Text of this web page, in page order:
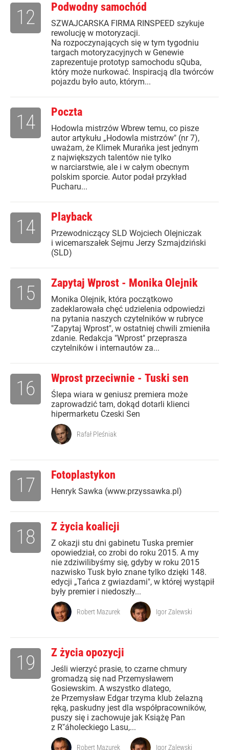
Podwodny samochód
SZWAJCARSKA FIRMA RINSPEED szykuje
rewolucję w motoryzacji.
Na rozpoczynających się w tym tygodniu
targach motoryzacyjnych w Genewie
zaprezentuje prototyp samochodu sQuba,
który może nurkować. Inspiracją dla twórców
pojazdu było auto, którym...
12
Poczta
Hodowla mistrzów Wbrew temu, co pisze
autor artykułu „Hodowla mistrzów" (nr 7),
uważam, że Klimek Murańka jest jednym
z największych talentów nie tylko
w narciarstwie, ale i w całym obecnym
polskim sporcie. Autor podał przykład
Pucharu...
14
Playback
Przewodniczący SLD Wojciech Olejniczak
i wicemarszałek Sejmu Jerzy Szmajdziński
(SLD)
14
Zapytaj Wprost - Monika Olejnik
Monika Olejnik, która początkowo
zadeklarowała chęć udzielenia odpowiedzi
na pytania naszych czytelników w rubryce
"Zapytaj Wprost", w ostatniej chwili zmieniła
zdanie. Redakcja "Wprost" przeprasza
czytelników i internautów za...
15
Wprost przeciwnie - Tuski sen
Ślepa wiara w geniusz premiera może
zaprowadzić tam, dokąd dotarli klienci
hipermarketu Czeski Sen
16
Rafał Pleśniak
Fotoplastykon
Henryk Sawka (www.przyssawka.pl)
17
Z życia koalicji
Z okazji stu dni gabinetu Tuska premier
opowiedział, co zrobi do roku 2015. A my
nie zdziwilibyśmy się, gdyby w roku 2015
nazwisko Tusk było znane tylko dzięki 148.
edycji „Tańca z gwiazdami", w której wystąpił
były premier i niedoszły...
18
Robert Mazurek Igor Zalewski
Z życia opozycji
Jeśli wierzyć prasie, to czarne chmury
gromadzą się nad Przemysławem
Gosiewskim. A wszystko dlatego,
że Przemysław Edgar trzyma klub żelazną
ręką, paskudny jest dla współpracowników,
puszy się i zachowuje jak Książę Pan
z Rˇáholeckiego Lasu,...
19
Robert Mazurek Igor Zalewski